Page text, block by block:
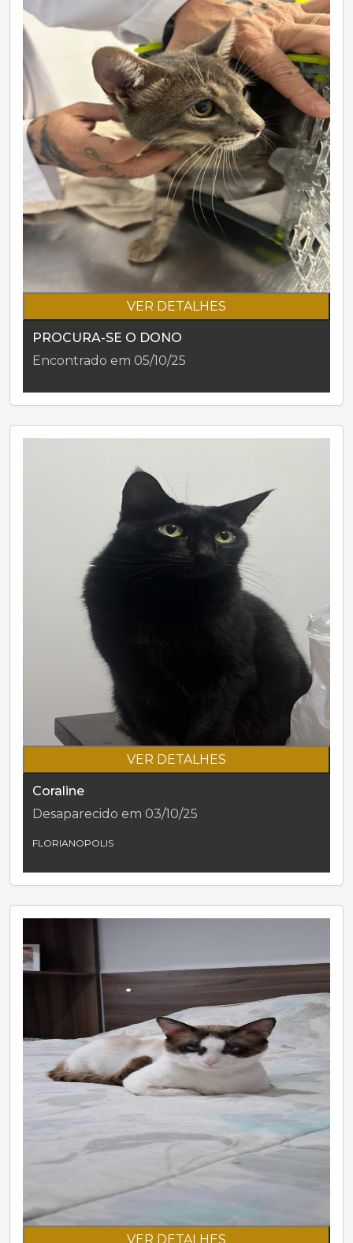
VER DETALHES
PROCURA-SE O DONO
Encontrado em 05/10/25
VER DETALHES
Coraline
Desaparecido em 03/10/25
FLORIANOPOLIS
VER DETALHES